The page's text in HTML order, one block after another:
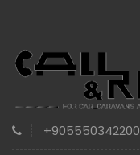
+905550342200